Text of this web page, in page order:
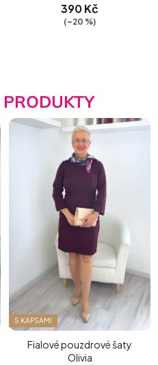
390 Kč
(–20 %)
S KAPSAMI
Fialové pouzdrové šaty
Olivia